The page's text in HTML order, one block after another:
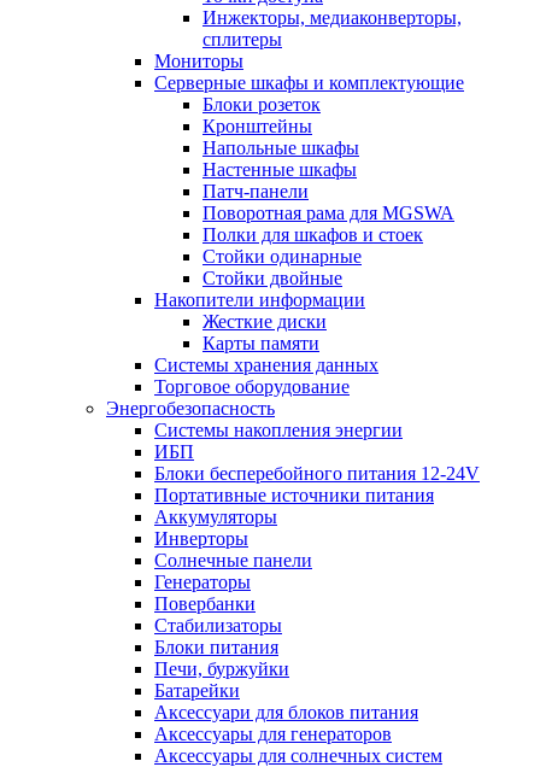
Инжекторы, медиаконверторы,
сплитеры
Мониторы
Серверные шкафы и комплектующие
Блоки розеток
Кронштейны
Напольные шкафы
Настенные шкафы
Патч-панели
Поворотная рама для MGSWA
Полки для шкафов и стоек
Стойки одинарные
Стойки двойные
Накопители информации
Жесткие диски
Карты памяти
Системы хранения данных
Торговое оборудование
Энергобезопасность
Системы накопления энергии
ИБП
Блоки бесперебойного питания 12-24V
Портативные источники питания
Аккумуляторы
Инверторы
Солнечные панели
Генераторы
Повербанки
Стабилизаторы
Блоки питания
Печи, буржуйки
Батарейки
Аксессуари для блоков питания
Аксессуары для генераторов
Аксессуары для солнечных систем